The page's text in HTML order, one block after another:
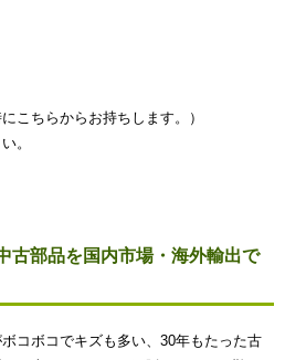
こちらからお持ちします。）
。
古部品を国内市場・海外輸出で
コボコでキズも多い、30年もたった古